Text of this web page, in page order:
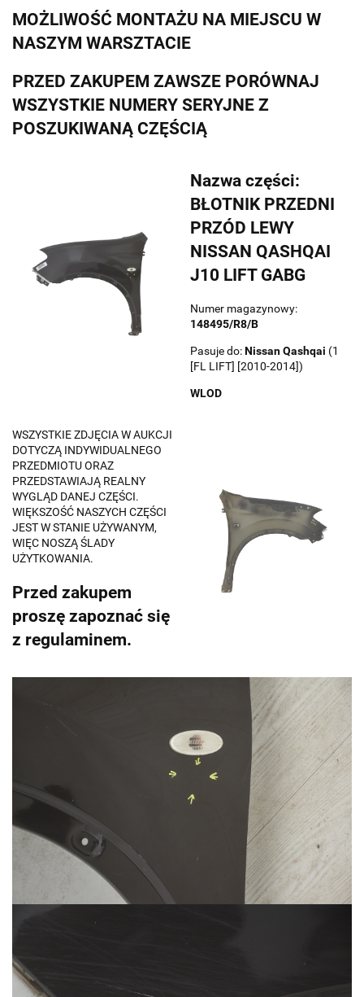
MOŻLIWOŚĆ MONTAŻU NA MIEJSCU W
NASZYM WARSZTACIE
PRZED ZAKUPEM ZAWSZE PORÓWNAJ
WSZYSTKIE NUMERY SERYJNE Z
POSZUKIWANĄ CZĘŚCIĄ
Nazwa części:
BŁOTNIK PRZEDNI
PRZÓD LEWY
NISSAN QASHQAI
J10 LIFT GABG
Numer magazynowy:
148495/R8/B
Pasuje do:NissanQashqai (1
[FL LIFT] [2010-2014])
WLOD
WSZYSTKIE ZDJĘCIA W AUKCJI
DOTYCZĄ INDYWIDUALNEGO
PRZEDMIOTU ORAZ
PRZEDSTAWIAJĄ REALNY
WYGLĄD DANEJ CZĘŚCI.
WIĘKSZOŚĆ NASZYCH CZĘŚCI
JEST W STANIE UŻYWANYM,
WIĘC NOSZĄ ŚLADY
UŻYTKOWANIA.
Przed zakupem
proszę zapoznać się
z regulaminem.